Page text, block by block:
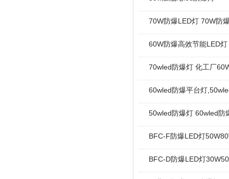
70W防爆LED灯 70W防
60W防爆高效节能LED
70wled防爆灯 化工厂
60wled防爆平台灯
50wled防爆灯 60wled防
BFC-F防爆LED灯
BFC-D防爆LED灯